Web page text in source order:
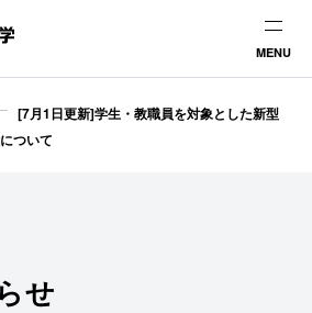
MENU
[7月1日更新]学生・教職員を対象とした新型
ついて
せ